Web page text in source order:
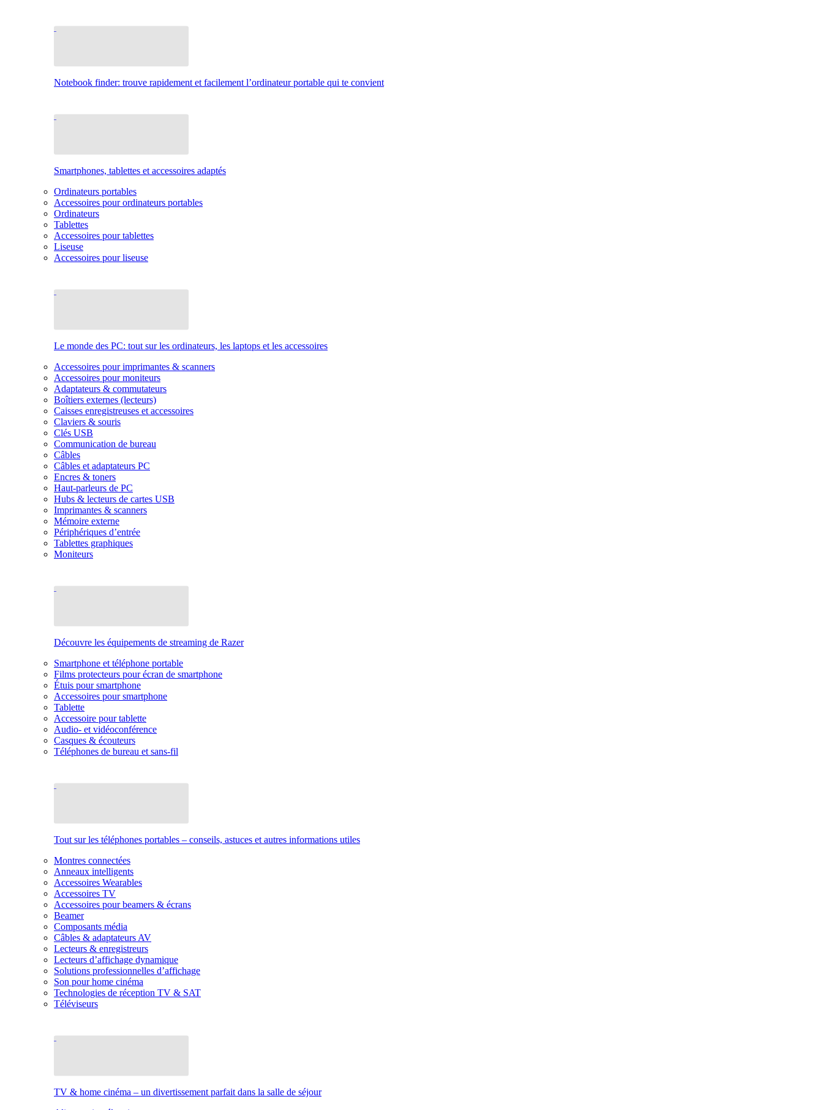
Notebook finder: trouve rapidement et facilement l’ordinateur portable qui te convient
Smartphones, tablettes et accessoires adaptés
Ordinateurs portables
Accessoires pour ordinateurs portables
Ordinateurs
Tablettes
Accessoires pour tablettes
Liseuse
Accessoires pour liseuse
Le monde des PC: tout sur les ordinateurs, les laptops et les accessoires
Accessoires pour imprimantes & scanners
Accessoires pour moniteurs
Adaptateurs & commutateurs
Boîtiers externes (lecteurs)
Caisses enregistreuses et accessoires
Claviers & souris
Clés USB
Communication de bureau
Câbles
Câbles et adaptateurs PC
Encres & toners
Haut-parleurs de PC
Hubs & lecteurs de cartes USB
Imprimantes & scanners
Mémoire externe
Périphériques d’entrée
Tablettes graphiques
Moniteurs
Découvre les équipements de streaming de Razer
Smartphone et téléphone portable
Films protecteurs pour écran de smartphone
Étuis pour smartphone
Accessoires pour smartphone
Tablette
Accessoire pour tablette
Audio- et vidéoconférence
Casques & écouteurs
Téléphones de bureau et sans-fil
Tout sur les téléphones portables – conseils, astuces et autres informations utiles
Montres connectées
Anneaux intelligents
Accessoires Wearables
Accessoires TV
Accessoires pour beamers & écrans
Beamer
Composants média
Câbles & adaptateurs AV
Lecteurs & enregistreurs
Lecteurs d’affichage dynamique
Solutions professionnelles d’affichage
Son pour home cinéma
Technologies de réception TV & SAT
Téléviseurs
TV & home cinéma – un divertissement parfait dans la salle de séjour